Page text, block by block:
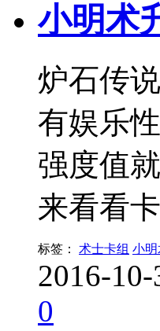
小明术
炉石传
有娱乐
强度值
来看看卡
标签： 术士卡组 小明
2016-
0